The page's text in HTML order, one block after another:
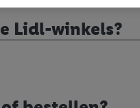
Lidl-winkels?
apparaten en
en eventuele andere
of Lidl-diensten aan